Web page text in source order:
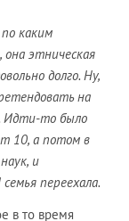
каким
этническая
долго. Ну,
на
Идти-то было
10, а потом в
и
переехала.
в то время